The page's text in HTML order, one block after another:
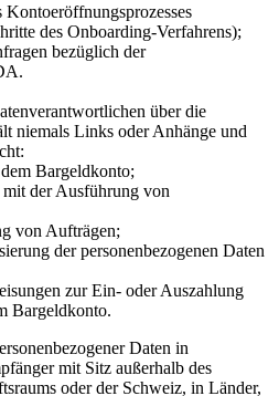
des Onboarding-Verfahrens);
bezüglich der
über die
niemals Links oder Anhänge und
Bargeldkonto;
der Ausführung von
von Aufträgen;
der personenbezogenen Daten
zur Ein- oder Auszahlung
Bargeldkonto.
Daten in
mit Sitz außerhalb des
oder der Schweiz, in Länder,